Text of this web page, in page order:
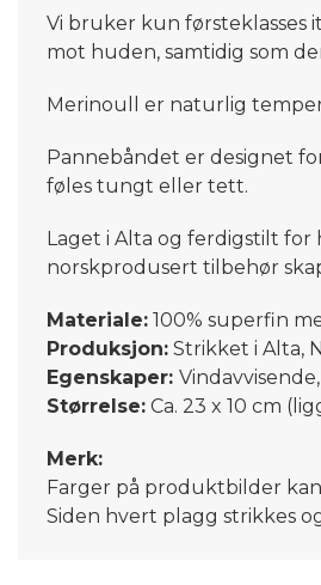
Vi bruker kun førsteklasses
mot huden, samtidig som
Merinoull er naturlig
Pannebåndet er designet
føles tungt eller tett.
Laget i Alta og ferdigstilt for
norskprodusert tilbehør
Materiale: 100% superfin
Produksjon: Strikket i Alta,
Egenskaper:
Størrelse: Ca. 23 x 10 cm
Merk:
Farger på produktbilder
Siden hvert plagg strikkes